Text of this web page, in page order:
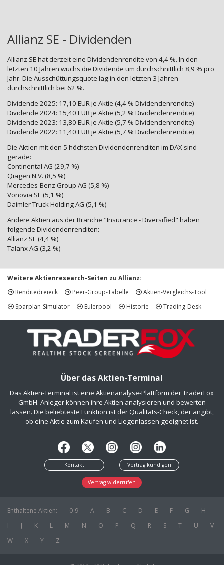
Allianz SE - Dividenden
Allianz SE hat derzeit eine Dividendenrendite von 4,4 %. In den
letzten 10 Jahren wuchs die Dividende um durchschnittlich 8,9 % pro
Jahr. Die Ausschüttungsquote lag in den letzten 3 Jahren
durchschnittlich bei 62 %.
Dividende 2025: 17,10 EUR je Aktie (4,4 % Dividendenrendite)
Dividende 2024: 15,40 EUR je Aktie (5,2 % Dividendenrendite)
Dividende 2023: 13,80 EUR je Aktie (5,7 % Dividendenrendite)
Dividende 2022: 11,40 EUR je Aktie (5,7 % Dividendenrendite)
Die Aktien mit den 5 höchsten Dividendenrenditen im DAX sind
gerade:
Continental AG (29,7 %)
Qiagen N.V. (8,5 %)
Mercedes-Benz Group AG (5,8 %)
Vonovia SE (5,1 %)
Daimler Truck Holding AG (5,1 %)
Andere Aktien aus der Branche "Insurance - Diversified" haben
folgende Dividendenrenditen:
Allianz SE (4,4 %)
Talanx AG (3,2 %)
Weitere Aktienresearch-Seiten zu Allianz:
Renditedreieck
Peer-Group-Tabelle
Aktien-Vergleichs-Tool
Sparplan-Simulator
Eulerpool Historie Trading-Desk
Über das Aktien-Terminal
Das Aktien-Terminal ist eine Aktienanalyse-Plattform der TraderFox
GmbH. Anleger können ihre Aktien analysieren und bewerten
lassen. Die beliebteste Funktion ist der Qualitäts-Check, der angibt,
ob eine Aktie zum Kaufen und Liegenlassen geeignet ist.
Kontakt Vertrag kündigen
Vertrag widerrufen
Enthaltene Aktien: 0-9 A B C D E F G
H
I
J K L M N O P Q R S T U
V
W
X Y Z